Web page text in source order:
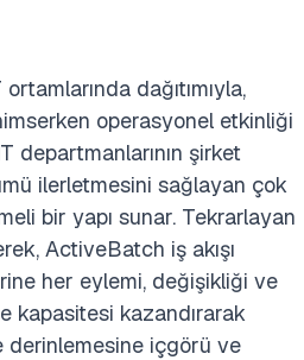
dağıtımıyla,
operasyonel etkinliği
departmanlarının şirket
ilerletmesini sağlayan çok
bir yapı sunar. Tekrarlayan
ActiveBatch iş akışı
her eylemi, değişikliği ve
kapasitesi kazandırarak
derinlemesine içgörü ve